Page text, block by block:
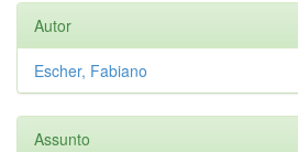
Autor
Escher, Fabiano
Assunto